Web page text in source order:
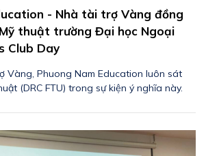
- Nhà tài trợ Vàng đồng
thuật trường Đại học Ngoại
Club Day
Vàng, Phuong Nam Education luôn sát
(DRC FTU) trong sự kiện ý nghĩa này.